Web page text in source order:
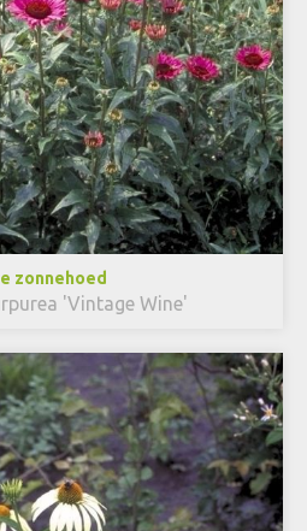
zonnehoed
'Vintage Wine'